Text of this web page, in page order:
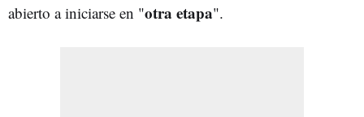
abierto a iniciarse en "otra etapa".